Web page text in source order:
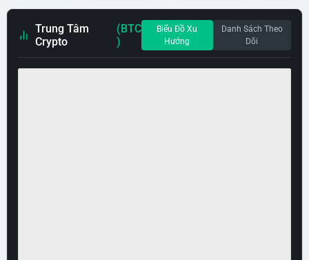
Trung Tâm
Crypto
(BTC
)
Biểu Đồ Xu
Hướng
Danh Sách Theo
Dõi